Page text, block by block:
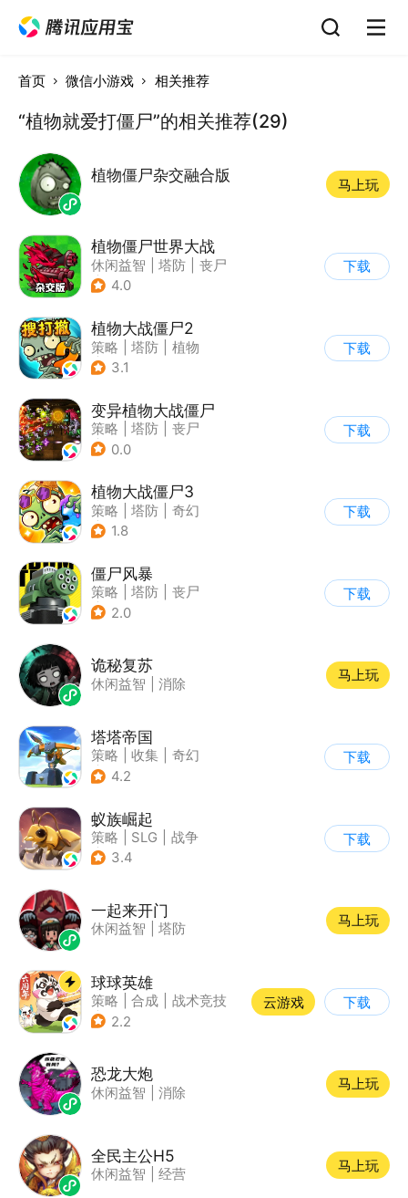
首页 微信小游戏 相关推荐
“植物就爱打僵尸”的相关推荐(29)
植物僵尸杂交融合版
马上玩
植物僵尸世界大战
休闲益智 塔防
丧尸
| 卡通
4.0
下载
植物大战僵尸2
策略 塔防
植物
| 植物大战僵尸
3.1
下载
变异植物大战僵尸
策略 塔防
丧尸
| 卡通
0.0
下载
植物大战僵尸3
策略 塔防
奇幻
| 开放世界
1.8
下载
僵尸风暴
策略 塔防
丧尸
| 卡通
2.0
下载
诡秘复苏
休闲益智 消除
马上玩
塔塔帝国
策略 收集
奇幻
| 卡通
4.2
下载
蚁族崛起
策略 SLG
战争
| 卡通
3.4
下载
一起来开门
休闲益智 塔防
马上玩
球球英雄
策略 合成
战术竞技
| 创酷
2.2
云游戏 下载
恐龙大炮
休闲益智 消除
马上玩
全民主公H5
休闲益智 经营
马上玩